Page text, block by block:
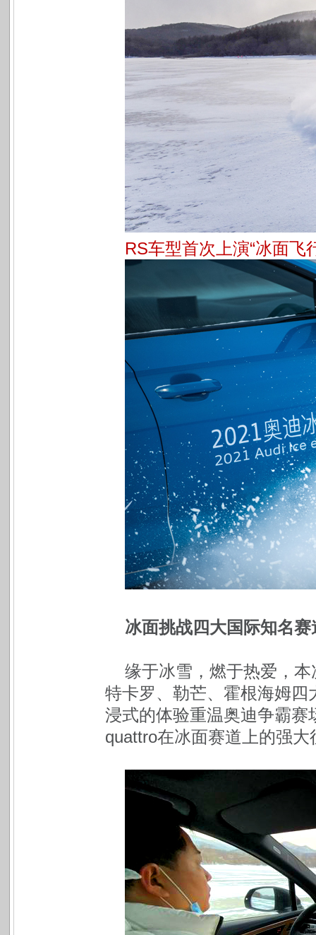
RS车型首次上演“冰面飞
冰面挑战四大国际知名
缘于冰雪，燃于热爱，本
特卡罗、勒芒、霍根海姆
浸式的体验重温奥迪争霸
quattro在冰面赛道上的强大